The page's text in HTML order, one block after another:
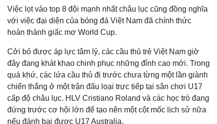
Việc lọt vào top 8 đội mạnh nhất châu lục cũng đồng nghĩa
với việc đại diện của bóng đá Việt Nam đã chính thức
hoàn thành giấc mơ World Cup.
Cởi bỏ được áp lực tâm lý, các cầu thủ trẻ Việt Nam giờ
đây đang khát khao chinh phục những đỉnh cao mới. Trong
quá khứ, các lứa cầu thủ đi trước chưa từng một lần giành
chiến thắng ở một trận đấu loại trực tiếp tại sân chơi U17
cấp độ châu lục. HLV Cristiano Roland và các học trò đang
đứng trước cơ hội lớn để tạo nên một cột mốc lịch sử nữa
nếu đánh bại được U17 Australia.